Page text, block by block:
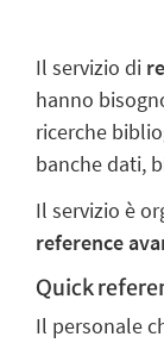
Il servizio di
hanno
ricerche
banche dati,
Il servizio è
reference
Quick
Il personale